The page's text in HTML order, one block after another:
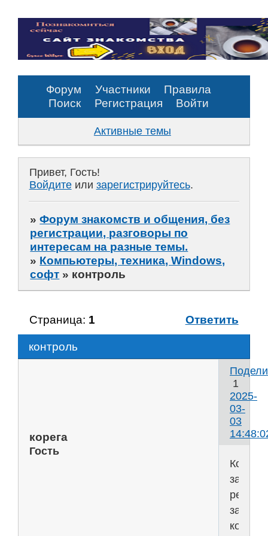
Форум Участники
Правила
Поиск
Регистрация Войти
Активные темы
Привет, Гость!
Войдитеили зарегистрируйтесь.
»Форум знакомств и общения, без
регистрации, разговоры по
интересам на разные темы.
» Компьютеры, техника, Windows,
софт » контроль
контроль
Страница: 1 Ответить
1
2025-
03-
03
корега
Гость
за
за